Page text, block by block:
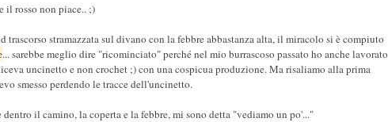
il rosso non piace.. ;)
trascorso stramazzata sul divano con la febbre abbastanza alta, il miracolo si è compiuto
... sarebbe meglio dire "ricominciato" perché nel mio burrascoso passato ho anche lavorato
uncinetto e non crochet ;) con una cospicua produzione. Ma risaliamo alla prima
smesso perdendo le tracce dell'uncinetto.
dentro il camino, la coperta e la febbre, mi sono detta "vediamo un po'..."